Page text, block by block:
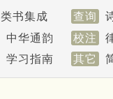
类书集成 查询
中华通韵 校注
学习指南 其它